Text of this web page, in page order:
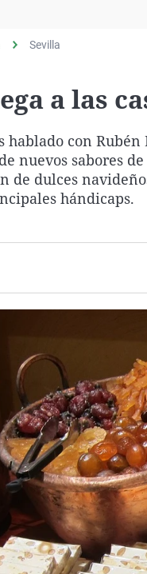
ViudaNavarra
Sevilla
a las
hablado con
nuevos sabores
de dulces
hándicaps.